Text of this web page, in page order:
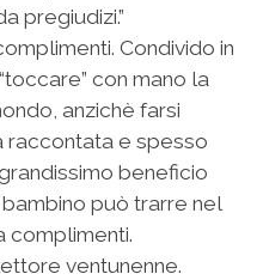
pregiudizi.”
Condivido in
con mano la
anzichè farsi
raccontata e spesso
beneficio
può trarre nel
complimenti.
ventunenne.